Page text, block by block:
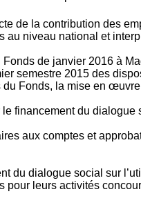
de la contribution des
niveau national et
de janvier 2016 à
semestre 2015 des
Fonds, la mise en
financement du dialogue
aux comptes et
du dialogue social sur
leurs activités